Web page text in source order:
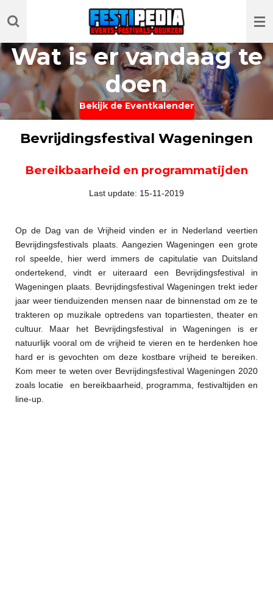
direct
de
hoofdinhoud
Wat is er vandaag te
doen
Bekijk de Eventkalender
Bevrijdingsfestival Wageningen
Bereikbaarheid en programmatijden
Last update: 15-11-2019
Op de Dag van de Vrijheid vinden er in Nederland veertien
Bevrijdingsfestivals plaats. Aangezien Wageningen een grote
rol speelde, hier werd immers de capitulatie van Duitsland
ondertekend, vindt er uiteraard een Bevrijdingsfestival in
Wageningen plaats. Bevrijdingsfestival Wageningen trekt ieder
jaar weer tienduizenden mensen naar de binnenstad om ze te
trakteren op muzikale optredens van topartiesten, theater en
cultuur. Maar het Bevrijdingsfestival in Wageningen is er
natuurlijk vooral om de vrijheid te vieren en te herdenken hoe
hard er is gevochten om deze kostbare vrijheid te bereiken.
Kom meer te weten over Bevrijdingsfestival Wageningen 2020
zoals locatie en bereikbaarheid, programma, festivaltijden en
line-up.